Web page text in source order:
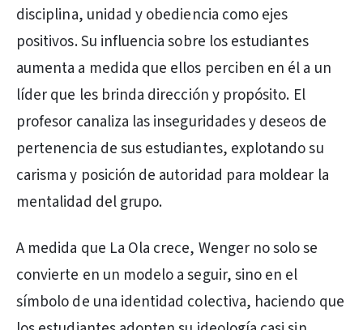
disciplina, unidad y obediencia como ejes
positivos. Su influencia sobre los estudiantes
aumenta a medida que ellos perciben en él a un
líder que les brinda dirección y propósito. El
profesor canaliza las inseguridades y deseos de
pertenencia de sus estudiantes, explotando su
carisma y posición de autoridad para moldear la
mentalidad del grupo.
A medida que La Ola crece, Wenger no solo se
convierte en un modelo a seguir, sino en el
símbolo de una identidad colectiva, haciendo que